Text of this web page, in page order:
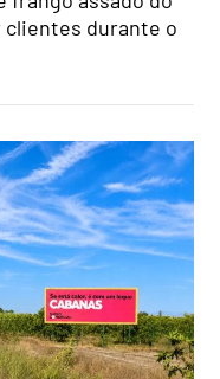
clientes durante o